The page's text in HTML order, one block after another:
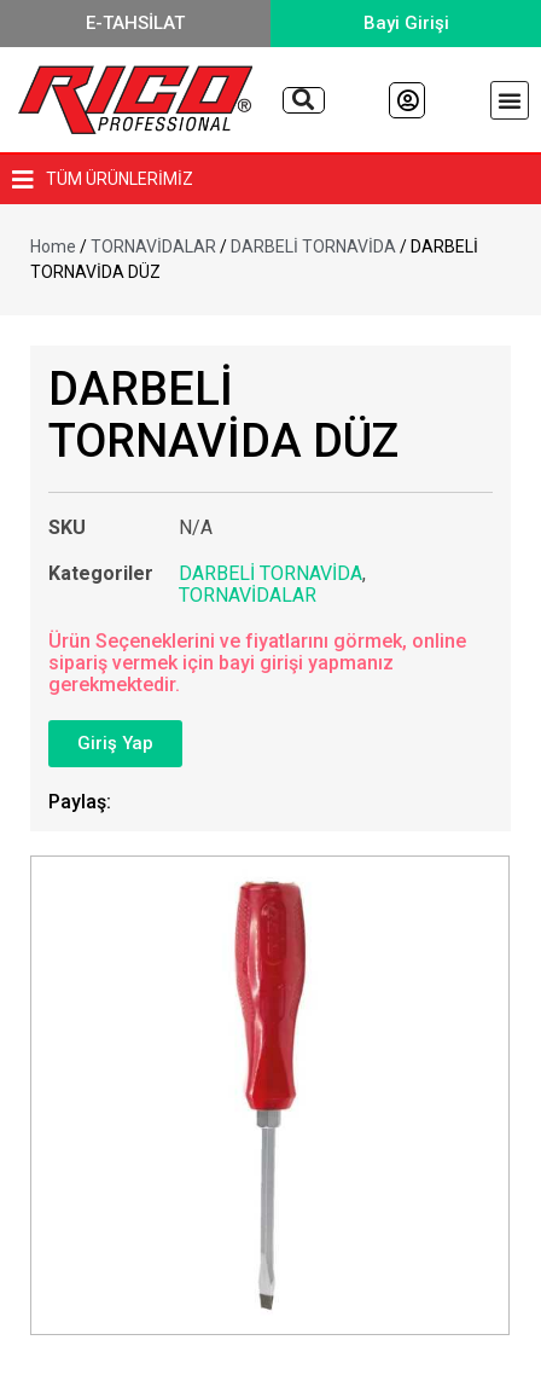
E-TAHSİLAT Bayi Girişi
TÜM ÜRÜNLERİMİZ
Home /TORNAVİDALAR / DARBELİ TORNAVİDA / DARBELİ
TORNAVİDA DÜZ
DARBELİ
TORNAVİDA DÜZ
SKU
N/A
Kategoriler
DARBELİ TORNAVİDA,
TORNAVİDALAR
Ürün Seçeneklerini ve fiyatlarını görmek, online
sipariş vermek için bayi girişi yapmanız
gerekmektedir.
Giriş Yap
Paylaş: